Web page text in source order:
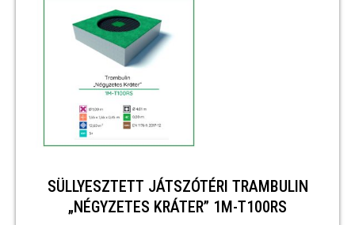
SÜLLYESZTETT JÁTSZÓTÉRI TRAMBULIN
„NÉGYZETES KRÁTER” 1M-T100RS